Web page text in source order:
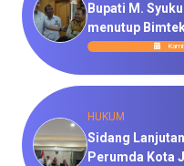
Bupati M.
menutup
HUKUM
Sidang
Perumda Kota